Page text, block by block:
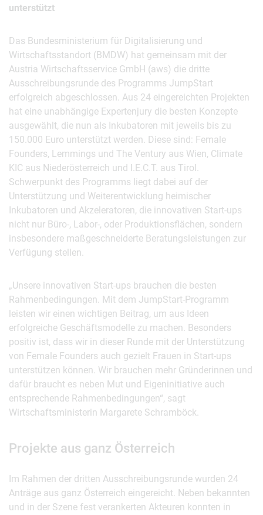
unterstützt
Das Bundesministerium für Digitalisierung und
Wirtschaftsstandort (BMDW) hat gemeinsam mit der
Austria Wirtschaftsservice GmbH (aws) die dritte
Ausschreibungsrunde des Programms JumpStart
erfolgreich abgeschlossen. Aus 24 eingereichten Projekten
hat eine unabhängige Expertenjury die besten Konzepte
ausgewählt, die nun als Inkubatoren mit jeweils bis zu
150.000 Euro unterstützt werden. Diese sind: Female
Founders, Lemmings und The Ventury aus Wien, Climate
KIC aus Niederösterreich und I.E.C.T. aus Tirol.
Schwerpunkt des Programms liegt dabei auf der
Unterstützung und Weiterentwicklung heimischer
Inkubatoren und Akzeleratoren, die innovativen Start-ups
nicht nur Büro-, Labor-, oder Produktionsflächen, sondern
insbesondere maßgeschneiderte Beratungsleistungen zur
Verfügung stellen.
„Unsere innovativen Start-ups brauchen die besten
Rahmenbedingungen. Mit dem JumpStart-Programm
leisten wir einen wichtigen Beitrag, um aus Ideen
erfolgreiche Geschäftsmodelle zu machen. Besonders
positiv ist, dass wir in dieser Runde mit der Unterstützung
von Female Founders auch gezielt Frauen in Start-ups
unterstützen können. Wir brauchen mehr Gründerinnen und
dafür braucht es neben Mut und Eigeninitiative auch
entsprechende Rahmenbedingungen“, sagt
Wirtschaftsministerin Margarete Schramböck.
Projekte aus ganz Österreich
Im Rahmen der dritten Ausschreibungsrunde wurden 24
Anträge aus ganz Österreich eingereicht. Neben bekannten
und in der Szene fest verankerten Akteuren konnten in